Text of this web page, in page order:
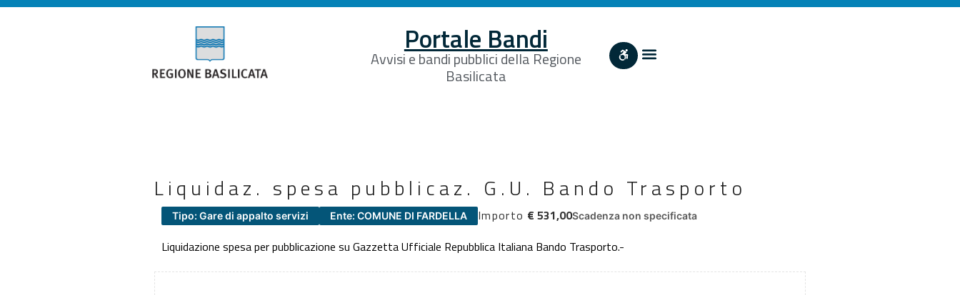
Portale Bandi
Avvisi e bandi pubblici della Regione
Basilicata
Liquidaz. spesa pubblicaz. G.U. Bando Trasporto
Tipo: Gare di appalto servizi Ente: COMUNE DI FARDELLA Importo € 531,00Scadenza non specificata
Liquidazione spesa per pubblicazione su Gazzetta Ufficiale Repubblica Italiana Bando Trasporto.-